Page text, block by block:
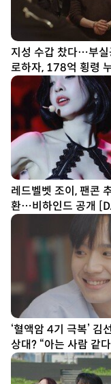
지성 수갑 찼다…부실
로하자, 178억 횡령
파트)
레드벨벳 조이, 팬콘
환…비하인드 공개
‘혈액암 4기 극복’ 김
상대? “아는 사람 같
은연애)